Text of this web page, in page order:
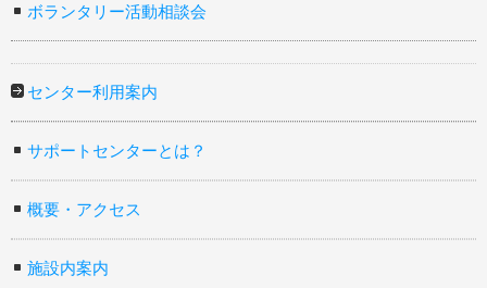
ボランタリー活動相談会
センター利用案内
サポートセンターとは？
概要・アクセス
施設内案内